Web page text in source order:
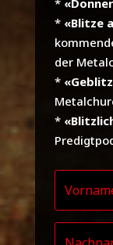
*
* «Blitze
der
*
*